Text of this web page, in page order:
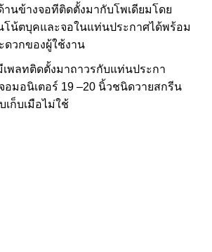
านข้างจอทีติดตั้งมากับโพเดียมโดย
โน้ตบุคและจอในแท่นประกาศได้พร้อม
ดวกของผู้ใช้งาน
พลทติดตั้งมาถาวรกับแท่นประกา
อมอนิเตอร์ 19 –20 นิ้วชนิดวายสกรีน
ก็บเมือไม่ใช้